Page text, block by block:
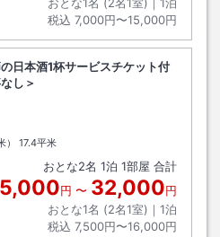
税込 7,000円〜15,000円
日本酒1杯サービスチケット付
し＞
17.4平米
おとな2名 1泊 1部屋 合計
円 〜 32,000円
おとな1名 (2名1室)｜ 1泊
税込 7,500円〜16,000円